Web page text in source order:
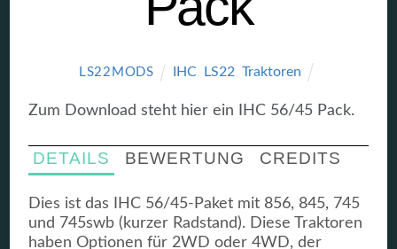
LS22MODS IHC LS22 ,Traktoren
Zum Download steht hier ein IHC 56/45 Pack.
DETAILS BEWERTUNG CREDITS
Dies ist das IHC 56/45-Paket mit 856, 845, 745
und 745swb (kurzer Radstand). Diese Traktoren
haben Optionen für 2WD oder 4WD, der